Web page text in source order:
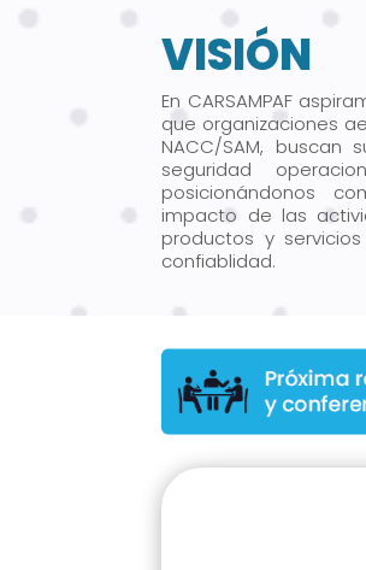
VISIÓN
En CARSAMPAF
que organizaciones
NACC/SAM,
seguridad
posicionándonos
impacto de las
productos y
confiablidad.